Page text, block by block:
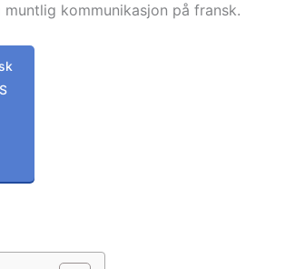
kommunikasjon på fransk.